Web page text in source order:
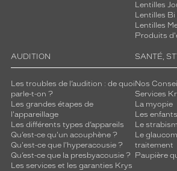
Lentilles
Lentilles Bi
Lentilles
Produits
AUDITION
Les troubles de l’audition : de quoi
parle-t-on ?
Les grandes étapes de
l'appareillage
Les différents types d’appareils
Qu’est-ce qu'un acouphène ?
Qu'est-ce que l'hyperacousie ?
Qu’est-ce que la presbyacousie ?
Les services et les garanties Krys
SANTÉ,
Nos
Services
La myopie
Les
Le
Le
traitement
Paupière